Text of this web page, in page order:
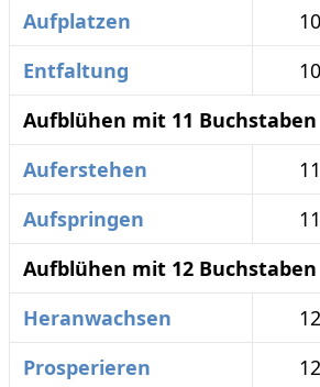
Aufplatzen
Entfaltung
Aufblühen mit 11 Buchstaben
Auferstehen
Aufspringen
Aufblühen mit 12 Buchstaben
Heranwachsen
Prosperieren